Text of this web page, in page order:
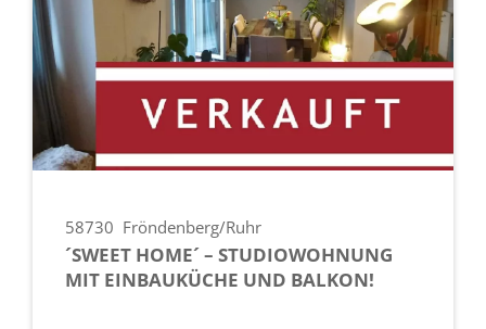
58730 Fröndenberg/Ruhr
´SWEET HOME´ – STUDIOWOHNUNG
MIT EINBAUKÜCHE UND BALKON!